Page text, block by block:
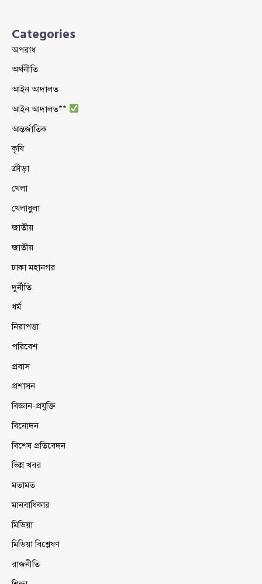
Categories
অপরাধ
অর্থনীতি
আইন আদালত
আইন আদালত**
আন্তর্জাতিক
কৃষি
ক্রীড়া
খেলা
খেলাধুলা
জাতীয়
জাতীয়
ঢাকা মহানগর
দুর্নীতি
ধর্ম
নিরাপত্তা
পরিবেশ
প্রবাস
প্রশাসন
বিজ্ঞান-প্রযুক্তি
বিনোদন
বিশেষ প্রতিবেদন
ভিন্ন খবর
মতামত
মানবাধিকার
মিডিয়া
মিডিয়া বিশ্লেষণ
রাজনীতি